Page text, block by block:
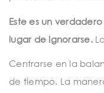
Este es un
lugar de ignorarse.
Centrarse en la
de tiempo. La